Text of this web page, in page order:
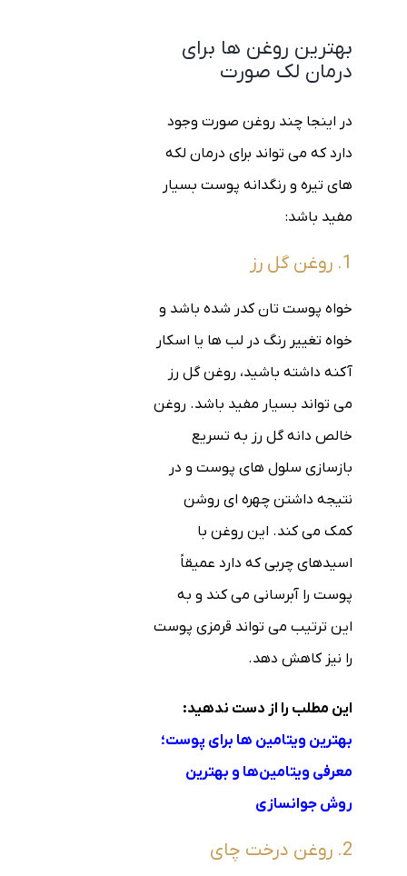
بهترین روغن ها برای
درمان لک صورت
در اینجا چند روغن صورت وجود
دارد که می تواند برای درمان لکه
های تیره و رنگدانه پوست بسیار
مفید باشد:
1. روغن گل رز
خواه پوست تان کدر شده باشد و
خواه تغییر رنگ در لب ها یا اسکار
آکنه داشته باشید، روغن گل رز
می تواند بسیار مفید باشد. روغن
خالص دانه گل رز به تسریع
بازسازی سلول های پوست و در
نتیجه داشتن چهره ای روشن
کمک می کند. این روغن با
اسیدهای چربی که دارد عمیقاً
پوست را آبرسانی می کند و به
این ترتیب می تواند قرمزی پوست
را نیز کاهش دهد.
این مطلب را از دست ندهید:
بهترین ویتامین ها برای پوست؛
معرفی ویتامین‌ها و بهترین
روش جوانسازی
2. روغن درخت چای